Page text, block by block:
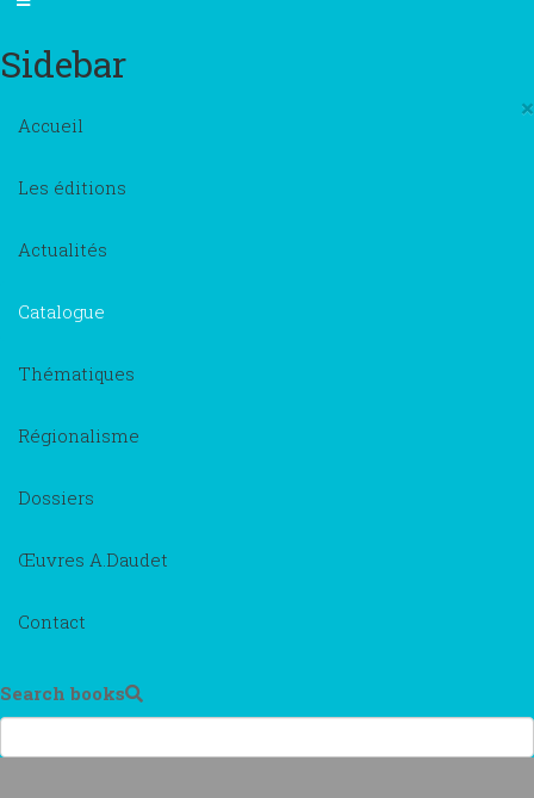
Sidebar
×
Accueil
Les éditions
Actualités
Catalogue
Thématiques
Régionalisme
Dossiers
Œuvres A.Daudet
Contact
Search books